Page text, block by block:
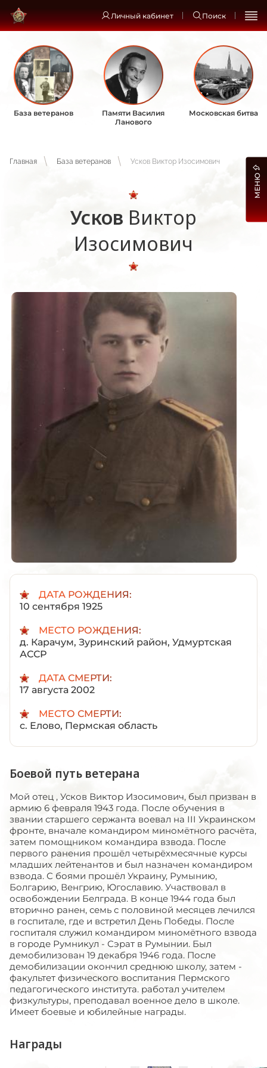
Личный кабинет Поиск
База ветеранов
Памяти Василия
Ланового
Московская битва
Главная База ветеранов Усков Виктор Изосимович
Усков Виктор
Изосимович
ДАТА РОЖДЕНИЯ:
10 сентября 1925
МЕСТО РОЖДЕНИЯ:
д. Карачум, Зуринский район, Удмуртская
АССР
ДАТА СМЕРТИ:
17 августа 2002
МЕСТО СМЕРТИ:
с. Елово, Пермская область
Боевой путь ветерана
Мой отец , Усков Виктор Изосимович, был призван в
армию 6 февраля 1943 года. После обучения в
звании старшего сержанта воевал на III Украинском
фронте, вначале командиром миномётного расчёта,
затем помощником командира взвода. После
первого ранения прошёл четырёхмесячные курсы
младших лейтенантов и был назначен командиром
взвода. С боями прошёл Украину, Румынию,
Болгарию, Венгрию, Югославию. Участвовал в
освобождении Белграда. В конце 1944 года был
вторично ранен, семь с половиной месяцев лечился
в госпитале, где и встретил День Победы. После
госпиталя служил командиром миномётного взвода
в городе Румникул - Сэрат в Румынии. Был
демобилизован 19 декабря 1946 года. После
демобилизации окончил среднюю школу, затем -
факультет физического воспитания Пермского
педагогического института. работал учителем
физкультуры, преподавал военное дело в школе.
Имеет боевые и юбилейные награды.
Награды
МЕНЮ